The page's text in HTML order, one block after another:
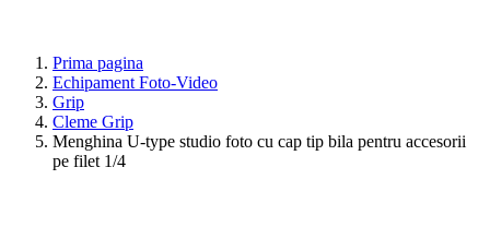
Prima pagina
Echipament Foto-Video
Grip
Cleme Grip
Menghina U-type studio foto cu cap tip bila pentru accesorii
pe filet 1/4